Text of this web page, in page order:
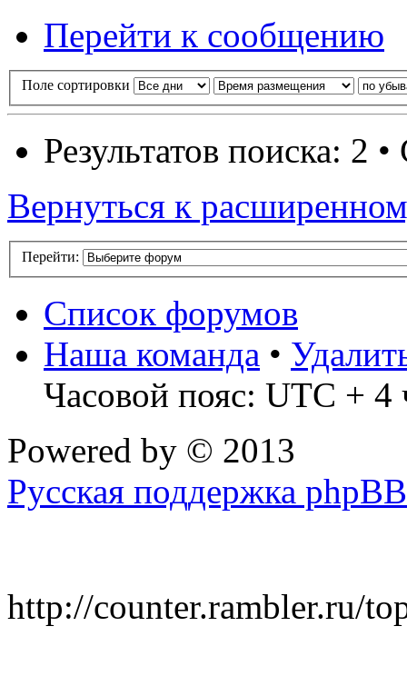
Перейти к сообщению
Поле сортировки
Результатов поиска: 2
Вернуться к
Перейти:
Список форумов
Наша команда •
Часовой пояс: UTC + 4
Powered by © 2013
Русская поддержка phpBB
http://counter.rambler.ru/